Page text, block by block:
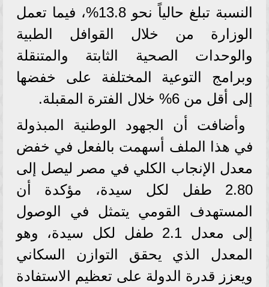
النسبة تبلغ حالياً نحو 13.8%، فيما تعمل
الوزارة من خلال القوافل الطبية
والوحدات الصحية الثابتة والمتنقلة
وبرامج التوعية المختلفة على خفضها
إلى أقل من 6% خلال الفترة المقبلة.
وأضافت أن الجهود الوطنية المبذولة
في هذا الملف أسهمت بالفعل في خفض
معدل الإنجاب الكلي في مصر ليصل إلى
2.80 طفل لكل سيدة، مؤكدة أن
المستهدف القومي يتمثل في الوصول
إلى معدل 2.1 طفل لكل سيدة، وهو
المعدل الذي يحقق التوازن السكاني
ويعزز قدرة الدولة على تعظيم الاستفادة